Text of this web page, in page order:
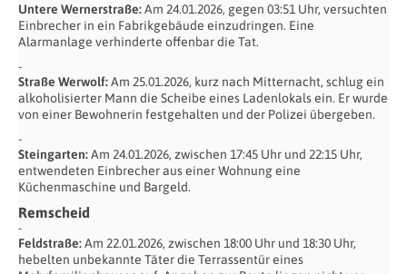
Untere Wernerstraße:Am 24.01.2026, gegen 03:51 Uhr, versuchten
Einbrecher in ein Fabrikgebäude einzudringen. Eine
Alarmanlage verhinderte offenbar die Tat.
Straße Werwolf:Am 25.01.2026, kurz nach Mitternacht, schlug ein
alkoholisierter Mann die Scheibe eines Ladenlokals ein. Er wurde
von einer Bewohnerin festgehalten und der Polizei übergeben.
Steingarten:Am 24.01.2026, zwischen 17:45 Uhr und 22:15 Uhr,
entwendeten Einbrecher aus einer Wohnung eine
Küchenmaschine und Bargeld.
Remscheid
Feldstraße:Am 22.01.2026, zwischen 18:00 Uhr und 18:30 Uhr,
hebelten unbekannte Täter die Terrassentür eines